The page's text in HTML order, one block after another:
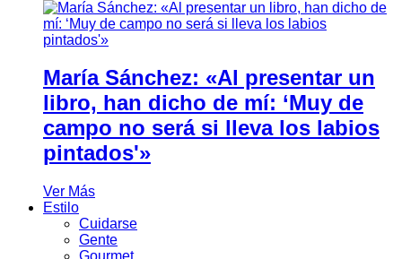
María Sánchez: «Al presentar un
libro, han dicho de mí: ‘Muy de
campo no será si lleva los labios
pintados'»
Ver Más
Estilo
Cuidarse
Gente